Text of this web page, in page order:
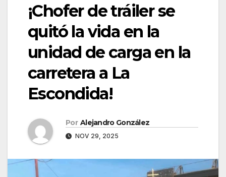
¡Chofer de tráiler se
quitó la vida en la
unidad de carga en la
carretera a La
Escondida!
Por Alejandro González
NOV 29, 2025